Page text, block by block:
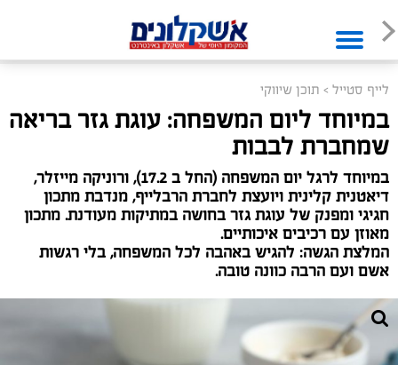
לייף סטייל > תוכן שיווקי
במיוחד ליום המשפחה: עוגת גזר בריאה
שמחברת לבבות
במיוחד לרגל יום המשפחה (החל ב 17.2), ורוניקה מייזלר,
דיאטנית קלינית ויועצת לחברת הרבלייף, מנדבת מתכון
חגיגי ומפנק של עוגת גזר בחושה במתיקות מעודנת. מתכון
מאוזן עם רכיבים איכותיים.
המלצת הגשה: להגיש באהבה לכל המשפחה, בלי רגשות
אשם ועם הרבה כוונה טובה.